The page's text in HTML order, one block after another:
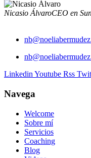
Nicasio ÁlvaroCEO en
Linkedin Youtube Rss
Navega
Welcome
Sobre mí
Servicios
Coaching
Blog